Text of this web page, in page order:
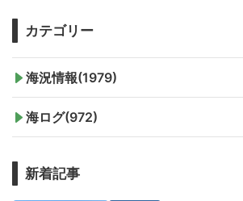
カテゴリー
海況情報(1979)
海ログ(972)
新着記事